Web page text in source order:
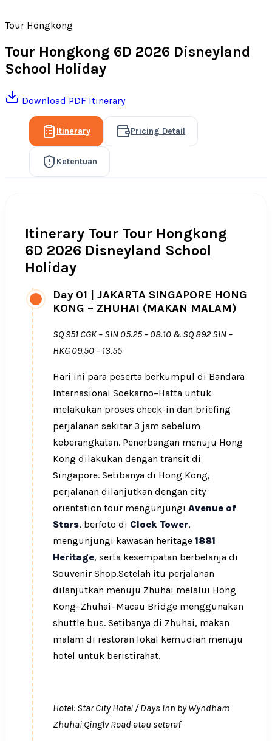
Tour Hongkong
Tour Hongkong 6D 2026 Disneyland
School Holiday
Download PDF Itinerary
Itinerary Pricing Detail
Ketentuan
Itinerary Tour Tour Hongkong
6D 2026 Disneyland School
Holiday
Day 01 | JAKARTA SINGAPORE HONG
KONG – ZHUHAI (MAKAN MALAM)
SQ 951 CGK – SIN 05.25 – 08.10 & SQ 892 SIN –
HKG 09.50 – 13.55
Hari ini para peserta berkumpul di Bandara
Internasional Soekarno–Hatta untuk
melakukan proses check-in dan briefing
perjalanan sekitar 3 jam sebelum
keberangkatan. Penerbangan menuju Hong
Kong dilakukan dengan transit di
Singapore. Setibanya di Hong Kong,
perjalanan dilanjutkan dengan city
orientation tour mengunjungi Avenue of
Stars, berfoto di Clock Tower,
mengunjungi kawasan heritage 1881
Heritage, serta kesempatan berbelanja di
Souvenir Shop.Setelah itu perjalanan
dilanjutkan menuju Zhuhai melalui Hong
Kong–Zhuhai–Macau Bridge menggunakan
shuttle bus. Setibanya di Zhuhai, makan
malam di restoran lokal kemudian menuju
hotel untuk beristirahat.
Hotel: Star City Hotel / Days Inn by Wyndham
Zhuhai Qinglv Road atau setaraf